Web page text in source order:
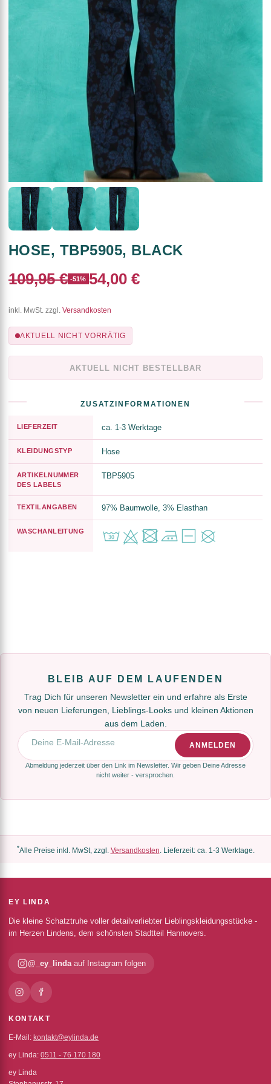
HOSE, TBP5905, BLACK
109,95 € -51% 54,00 €
inkl. MwSt. zzgl. Versandkosten
AKTUELL NICHT VORRÄTIG
AKTUELL NICHT BESTELLBAR
ZUSATZINFORMATIONEN
LIEFERZEIT ca. 1-3 Werktage
KLEIDUNGSTYP Hose
ARTIKELNUMMER
DES LABELS
TBP5905
TEXTILANGABEN 97% Baumwolle, 3% Elasthan
WASCHANLEITUNG
BLEIB AUF DEM LAUFENDEN
Trag Dich für unseren Newsletter ein und erfahre als Erste
von neuen Lieferungen, Lieblings-Looks und kleinen Aktionen
aus dem Laden.
E-Mail-Adresse
ANMELDEN
Abmeldung jederzeit über den Link im Newsletter. Wir geben Deine Adresse
nicht weiter - versprochen.
*Alle Preise inkl. MwSt, zzgl. Versandkosten. Lieferzeit: ca. 1-3 Werktage.
EY LINDA
Die kleine Schatztruhe voller detailverliebter Lieblingskleidungsstücke -
im Herzen Lindens, dem schönsten Stadtteil Hannovers.
@_ey_lindaauf Instagram folgen
KONTAKT
E-Mail: kontakt@eylinda.de
ey Linda: 0511 - 76 170 180
ey Linda